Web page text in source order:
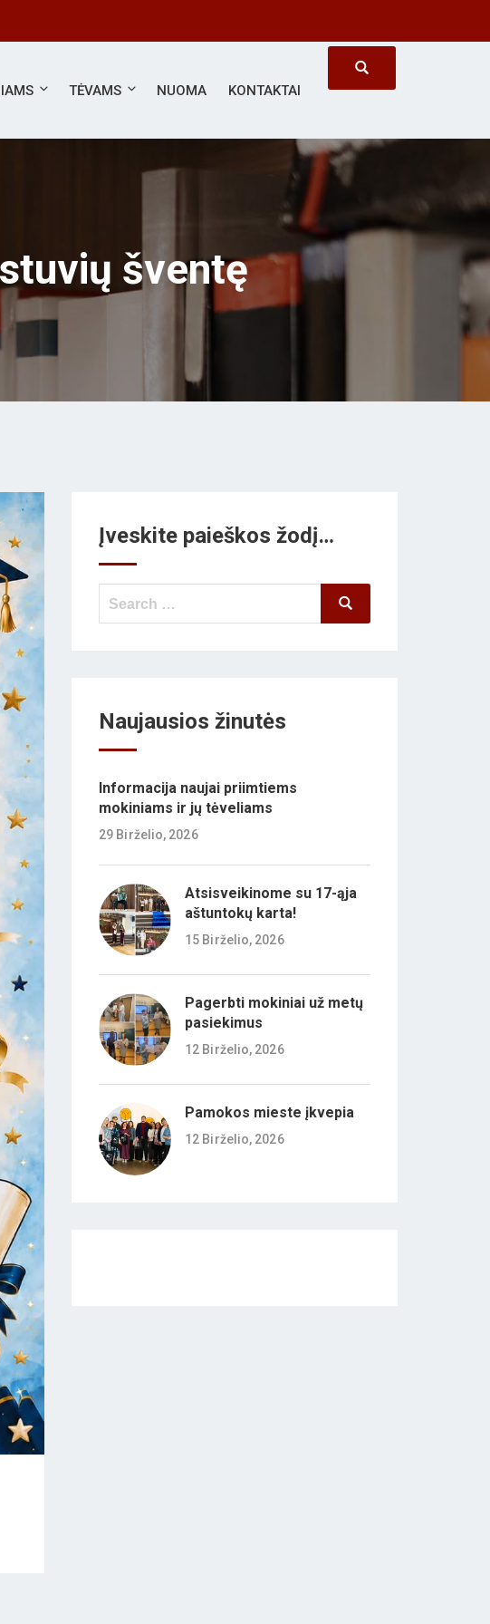
TĖVAMS NUOMA KONTAKTAI
šventę
Įveskite paieškos žodį…
Search
Search
Naujausios žinutės
Informacija naujai priimtiems
mokiniams ir jų tėveliams
29 Birželio, 2026
Atsisveikinome su 17-ąja
aštuntokų karta!
15 Birželio, 2026
Pagerbti mokiniai už metų
pasiekimus
12 Birželio, 2026
Pamokos mieste įkvepia
12 Birželio, 2026